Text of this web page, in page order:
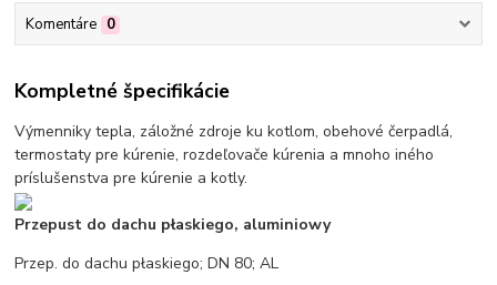
Komentáre 0
Kompletné špecifikácie
Výmenniky tepla, záložné zdroje ku kotlom, obehové čerpadlá,
termostaty pre kúrenie, rozdeľovače kúrenia a mnoho iného
príslušenstva pre kúrenie a kotly.
Przepust do dachu płaskiego, aluminiowy
Przep. do dachu płaskiego; DN 80; AL